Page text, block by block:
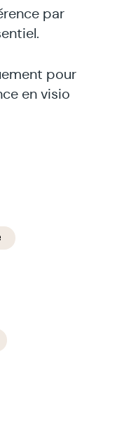
par
pour
en visio